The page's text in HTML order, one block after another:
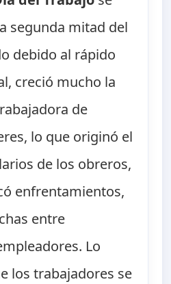
segunda mitad del
debido al rápido
creció mucho la
de
lo que originó el
de los obreros,
enfrentamientos,
entre
Lo
los trabajadores se